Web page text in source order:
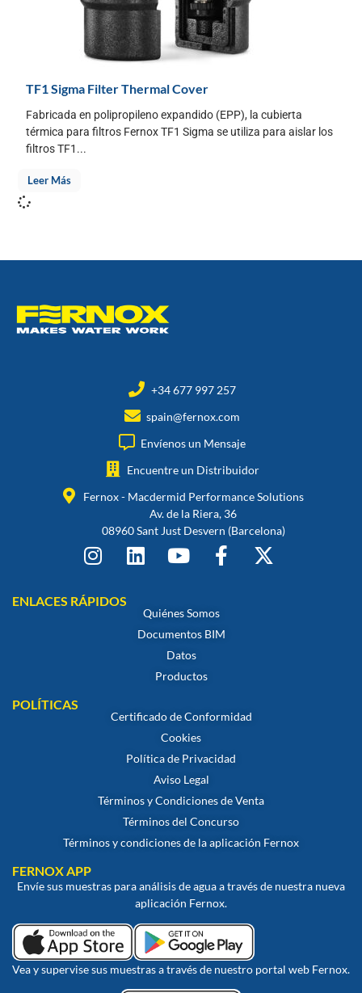
TF1 Sigma Filter Thermal Cover
Fabricada en polipropileno expandido (EPP), la cubierta
térmica para filtros Fernox TF1 Sigma se utiliza para aislar los
filtros TF1...
Leer Más
+34 677 997 257
spain@fernox.com
Envíenos un Mensaje
Encuentre un Distribuidor
Fernox - Macdermid Performance Solutions
Av. de la Riera, 36
08960 Sant Just Desvern (Barcelona)
ENLACES RÁPIDOS
Quiénes Somos
Documentos BIM
Datos
Productos
POLÍTICAS
Certificado de Conformidad
Cookies
Política de Privacidad
Aviso Legal
Términos y Condiciones de Venta
Términos del Concurso
Términos y condiciones de la aplicación Fernox
FERNOX APP
Envíe sus muestras para análisis de agua a través de nuestra nueva
aplicación Fernox.
Vea y supervise sus muestras a través de nuestro portal web Fernox.